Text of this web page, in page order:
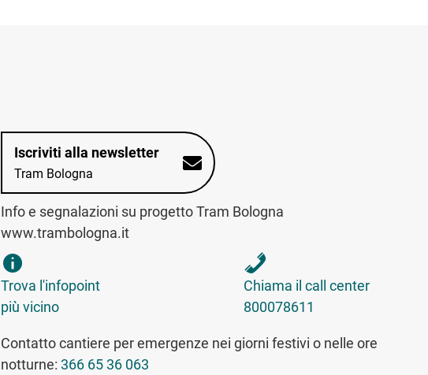
Iscriviti alla newsletter
Tram Bologna
Info e segnalazioni su progetto Tram Bologna
www.trambologna.it
trova infopoint sulla mappa interattiva
Trova l'infopoint
più vicino
telefona al call center
Chiama il call center
800078611
Contatto cantiere per emergenze nei giorni festivi o nelle ore
notturne: 366 65 36 063